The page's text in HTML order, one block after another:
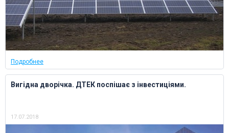
Подробнее
Вигідна дворічка. ДТЕК поспішає з інвестиціями.
17.07.2018